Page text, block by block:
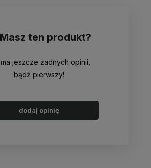
Masz ten produkt?
jeszcze żadnych opinii,
bądź pierwszy!
dodaj opinię